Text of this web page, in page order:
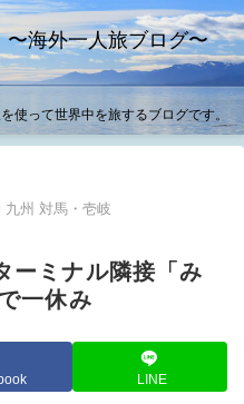
海外一人旅ブログ〜
使って世界中を旅するブログです。
九州 対馬・壱岐
ーミナル隣接「み
一休み
LINE